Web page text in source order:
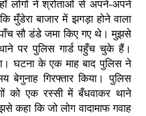
लोगों ने श्रोताओं से अपने-अपने
मुँडेरा बाजार में झगड़ा होने वाला
सौ डंडे जमा किए गए थे। मुझसे
पर पुलिस गार्ड पहुँच चुके हैं।
घटना के एक माह बाद पुलिस ने
गिरफ्तार किया। पुलिस
को एक रस्सी में बँधवाकर थाने
कहा कि जो लोग वादामाफ गवाह